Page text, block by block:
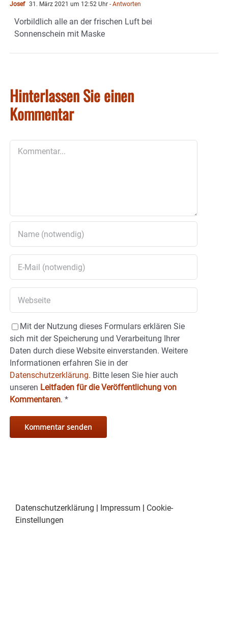
Josef 31. März 2021 um 12:52 Uhr - Antworten
Vorbildlich alle an der frischen Luft bei
Sonnenschein mit Maske
Hinterlassen Sie einen
Kommentar
Mit der Nutzung dieses Formulars erklären Sie
sich mit der Speicherung und Verarbeitung Ihrer
Daten durch diese Website einverstanden. Weitere
Informationen erfahren Sie in der
Datenschutzerklärung. Bitte lesen Sie hier auch
unseren Leitfaden für die Veröffentlichung von
Kommentaren. *
Datenschutzerklärung Impressum
Cookie-
Einstellungen